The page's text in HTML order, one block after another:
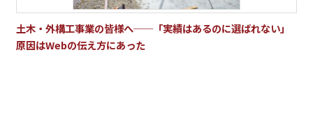
土木・外構工事業の皆様へ──「実績はあるのに選ばれない」
原因はWebの伝え方にあった